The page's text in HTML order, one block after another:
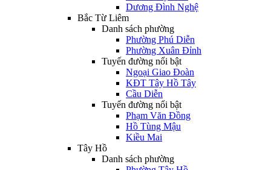
Dương Đình Nghệ
Bắc Từ Liêm
Danh sách phường
Phường Phú Diễn
Phường Xuân Đỉnh
Tuyến đường nổi bật
Ngoại Giao Đoàn
KĐT Tây Hồ Tây
Cầu Diễn
Tuyến đường nổi bật
Phạm Văn Đồng
Hồ Tùng Mậu
Kiều Mai
Tây Hồ
Danh sách phường